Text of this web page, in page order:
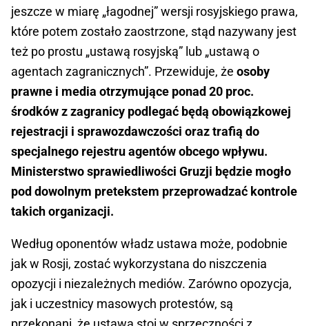
jeszcze w miarę „łagodnej” wersji rosyjskiego prawa,
które potem zostało zaostrzone, stąd nazywany jest
też po prostu „ustawą rosyjską” lub „ustawą o
agentach zagranicznych”. Przewiduje, że osoby
prawne i media otrzymujące ponad 20 proc.
środków z zagranicy podlegać będą obowiązkowej
rejestracji i sprawozdawczości oraz trafią do
specjalnego rejestru agentów obcego wpływu.
Ministerstwo sprawiedliwości Gruzji będzie mogło
pod dowolnym pretekstem przeprowadzać kontrole
takich organizacji.
Według oponentów władz ustawa może, podobnie
jak w Rosji, zostać wykorzystana do niszczenia
opozycji i niezależnych mediów. Zarówno opozycja,
jak i uczestnicy masowych protestów, są